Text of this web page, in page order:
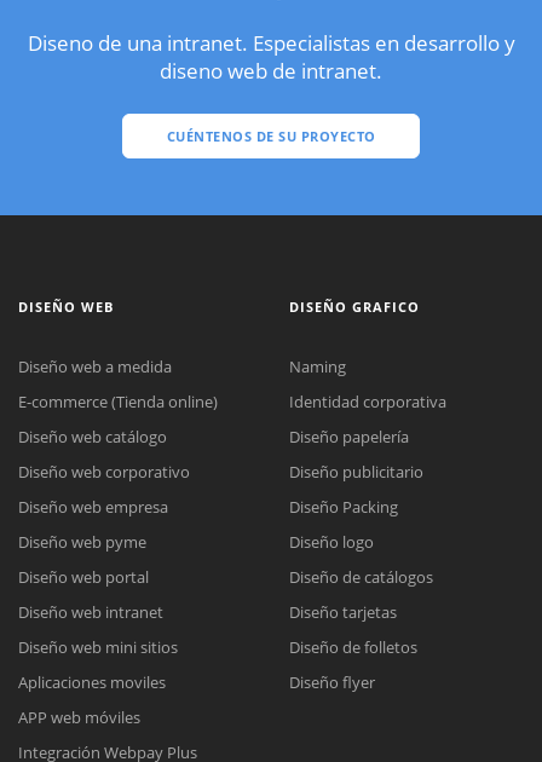
Diseno de una intranet. Especialistas en desarrollo y
diseno web de intranet.
CUÉNTENOS DE SU PROYECTO
DISEÑO WEB
Diseño web a medida
E-commerce (Tienda online)
Diseño web catálogo
Diseño web corporativo
Diseño web empresa
Diseño web pyme
Diseño web portal
Diseño web intranet
Diseño web mini sitios
Aplicaciones moviles
APP web móviles
Integración Webpay Plus
DISEÑO GRAFICO
Naming
Identidad corporativa
Diseño papelería
Diseño publicitario
Diseño Packing
Diseño logo
Diseño de catálogos
Diseño tarjetas
Diseño de folletos
Diseño flyer